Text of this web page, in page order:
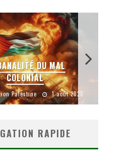
DU MAL
COLONIAL
Palestine 1 août 2026
RAPIDE